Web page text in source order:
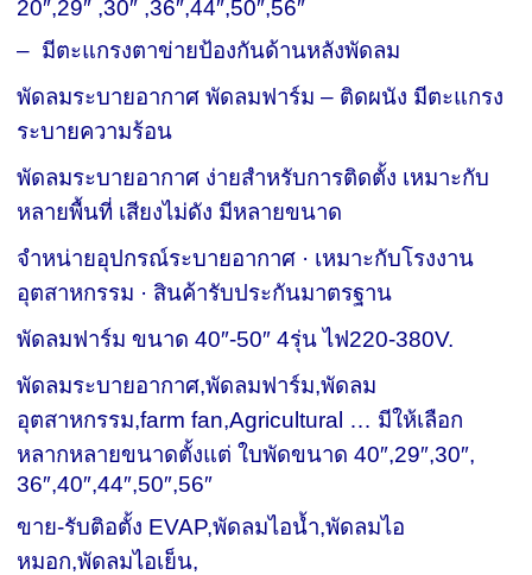
20″,29″ ,30″ ,36″,44″,50″,56″
– มีตะแกรงตาข่ายป้องกันด้านหลังพัดลม
พัดลมระบายอากาศ พัดลมฟาร์ม – ติดผนัง มีตะแกรง
ระบายความร้อน‎
พัดลมระบายอากาศ ง่ายสำหรับการติดตั้ง เหมาะกับ
หลายพื้นที่ เสียงไม่ดัง มีหลายขนาด
จำหน่ายอุปกรณ์ระบายอากาศ · เหมาะกับโรงงาน
อุตสาหกรรม · สินค้ารับประกันมาตรฐาน
พัดลมฟาร์ม ขนาด 40″-50″ 4รุ่น ไฟ220-380V.
พัดลมระบายอากาศ,พัดลมฟาร์ม,พัดลม
อุตสาหกรรม,farm fan,Agricultural … มีให้เลือก
หลากหลายขนาดตั้งแต่ ใบพัดขนาด 40″,29″,30″,
36″,40″,44″,50″,56″
ขาย-รับติอตั้ง EVAP,พัดลมไอน้ำ,พัดลมไอ
หมอก,พัดลมไอเย็น,